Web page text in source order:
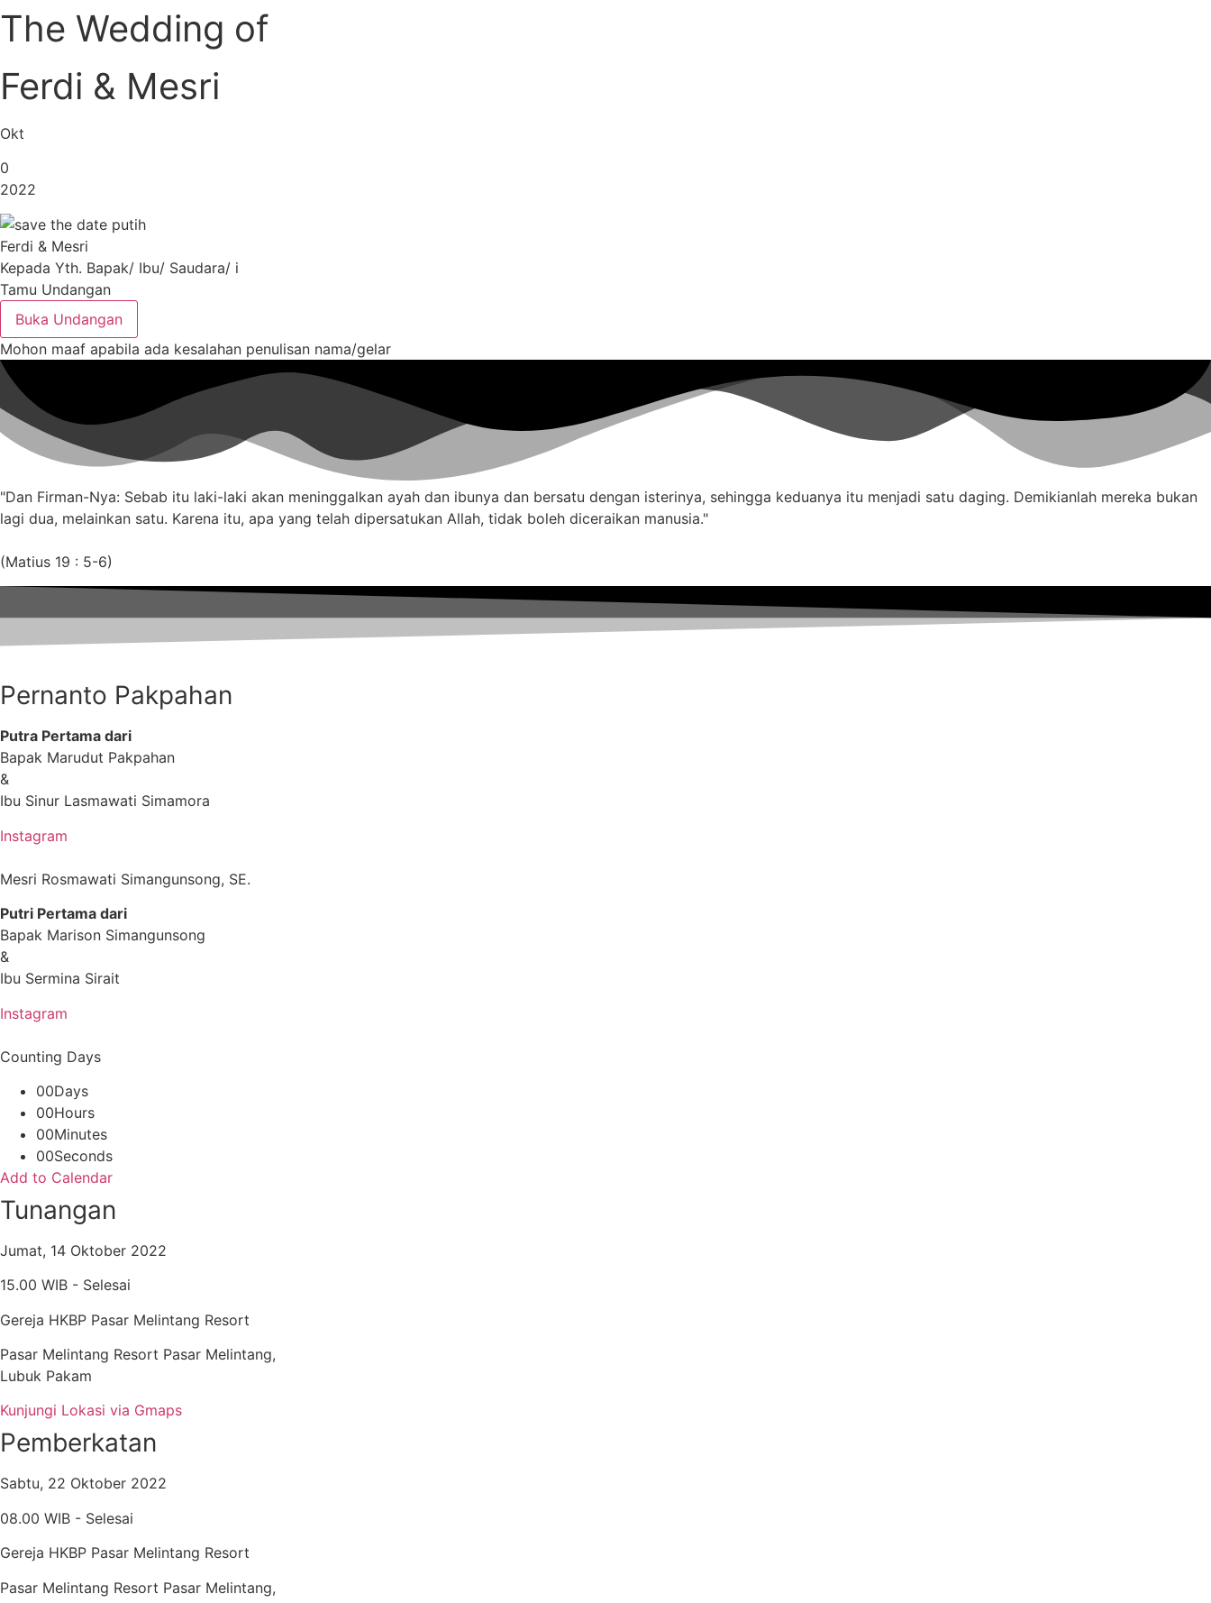
The Wedding of
Ferdi & Mesri
Okt
0
2022
Ferdi & Mesri
Kepada Yth. Bapak/ Ibu/ Saudara/ i
Tamu Undangan
Buka Undangan
Mohon maaf apabila ada kesalahan penulisan nama/gelar
"Dan Firman-Nya: Sebab itu laki-laki akan meninggalkan ayah dan ibunya dan bersatu dengan isterinya, sehingga keduanya itu menjadi satu daging. Demikianlah mereka bukan
lagi dua, melainkan satu. Karena itu, apa yang telah dipersatukan Allah, tidak boleh diceraikan manusia."
(Matius 19 : 5-6)
Pernanto Pakpahan
Putra Pertama dari
Bapak Marudut Pakpahan
&
Ibu Sinur Lasmawati Simamora
Instagram
Mesri Rosmawati Simangunsong, SE.
Putri Pertama dari
Bapak Marison Simangunsong
&
Ibu Sermina Sirait
Instagram
Counting Days
00Days
00Hours
00Minutes
00Seconds
Add to Calendar
Tunangan
Jumat, 14 Oktober 2022
15.00 WIB - Selesai
Gereja HKBP Pasar Melintang Resort
Pasar Melintang Resort Pasar Melintang,
Lubuk Pakam
Kunjungi Lokasi via Gmaps
Pemberkatan
Sabtu, 22 Oktober 2022
08.00 WIB - Selesai
Gereja HKBP Pasar Melintang Resort
Pasar Melintang Resort Pasar Melintang,